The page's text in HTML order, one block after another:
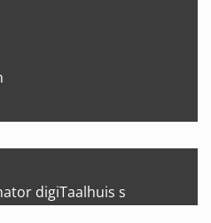
digiTaalhuis s